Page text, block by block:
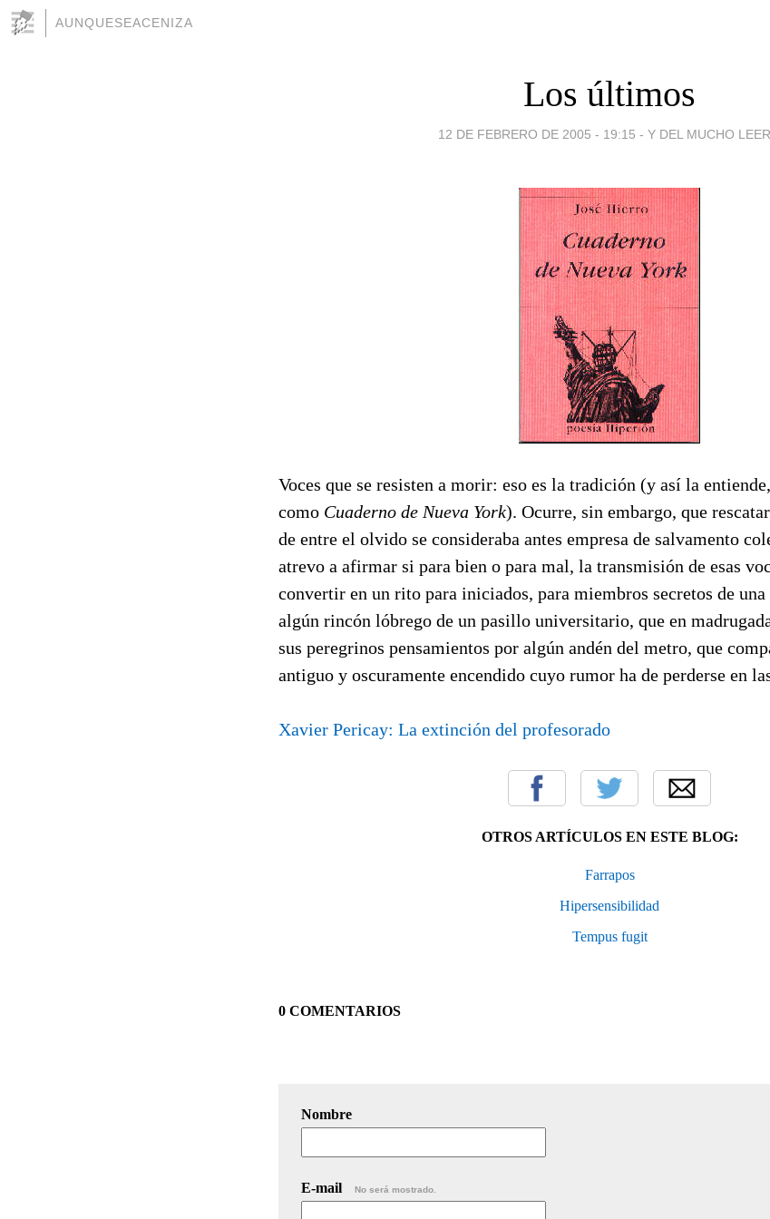
AUNQUESEACENIZA
Los últimos
12 DE FEBRERO DE 2005 - 19:15 - Y DEL MUCHO
Voces que se resisten a morir: eso es la tradición (y así la
como Cuaderno de Nueva York). Ocurre, sin embargo, que
de entre el olvido se consideraba antes empresa de salvamento
atrevo a afirmar si para bien o para mal, la transmisión de esas
convertir en un rito para iniciados, para miembros secretos de una
algún rincón lóbrego de un pasillo universitario, que en
sus peregrinos pensamientos por algún andén del metro, que
antiguo y oscuramente encendido cuyo rumor ha de perderse en
Xavier Pericay: La extinción del profesorado
OTROS ARTÍCULOS EN ESTE BLOG:
Farrapos
Hipersensibilidad
Tempus fugit
0 COMENTARIOS
Nombre
E-mail No será mostrado.